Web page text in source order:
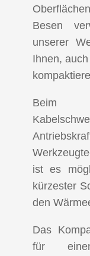
Besen
unserer
Ihnen,
Beim
ist es
kürzester
den
Das
für